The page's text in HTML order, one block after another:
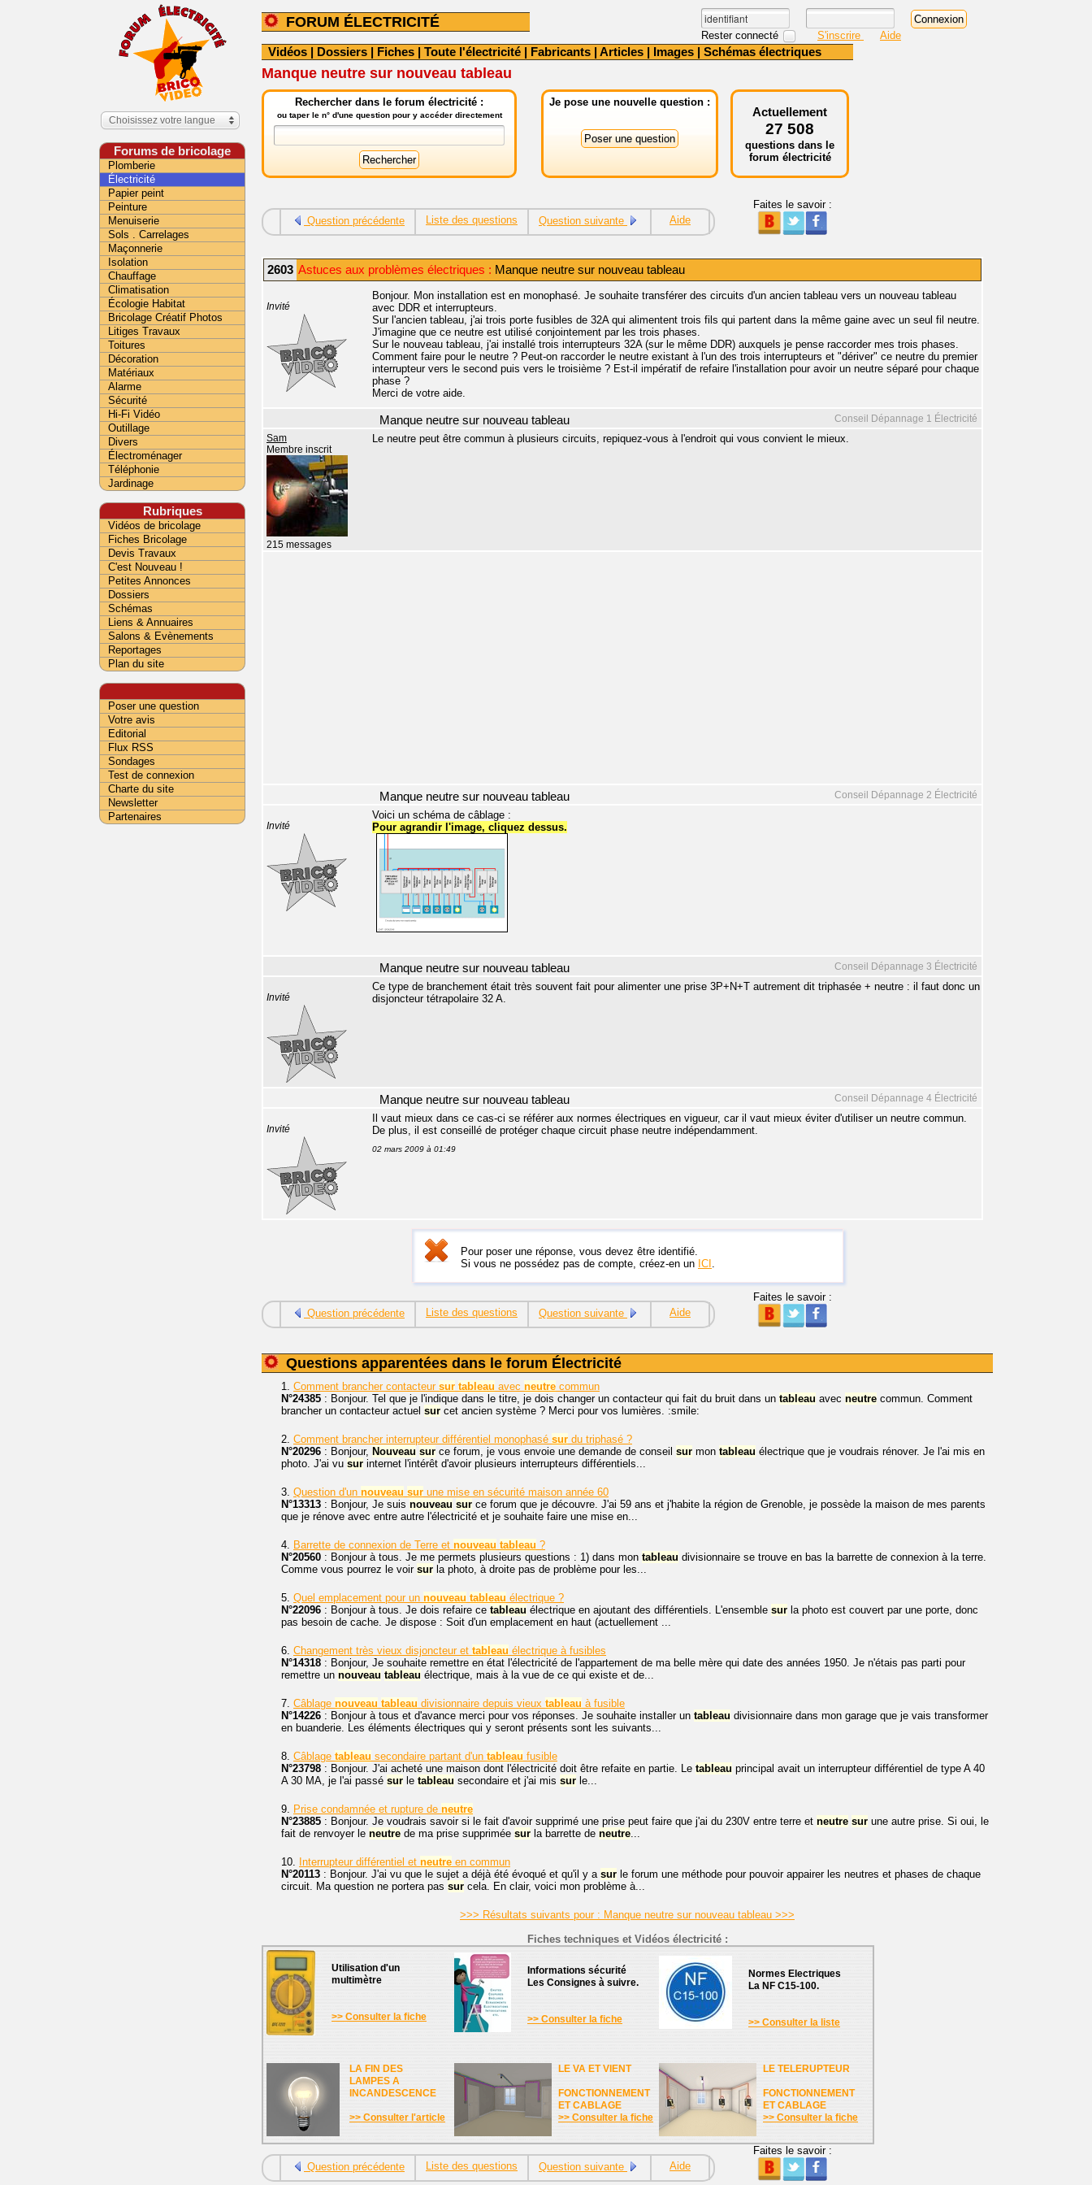
FORUM ÉLECTRICITÉ
Rester connecté S'inscrire Aide
Vidéos | Dossiers | Fiches | Toute l'électricité | Fabricants | Articles | Images | Schémas électriques
Manque neutre sur nouveau tableau
Rechercher dans le forum électricité :
ou taper le n° d'une question pour y accéder directement
Je pose une nouvelle question :
Actuellement
27 508
questions dans le
forum électricité
Question précédente Liste des questions Question suivante Aide
Faites le savoir :
2603 Astuces aux problèmes électriques : Manque neutre sur nouveau tableau
Invité
Bonjour. Mon installation est en monophasé. Je souhaite transférer des circuits d'un ancien tableau vers un nouveau tableau
avec DDR et interrupteurs.
Sur l'ancien tableau, j'ai trois porte fusibles de 32A qui alimentent trois fils qui partent dans la même gaine avec un seul fil neutre.
J'imagine que ce neutre est utilisé conjointement par les trois phases.
Sur le nouveau tableau, j'ai installé trois interrupteurs 32A (sur le même DDR) auxquels je pense raccorder mes trois phases.
Comment faire pour le neutre ? Peut-on raccorder le neutre existant à l'un des trois interrupteurs et "dériver" ce neutre du premier
interrupteur vers le second puis vers le troisième ? Est-il impératif de refaire l'installation pour avoir un neutre séparé pour chaque
phase ?
Merci de votre aide.
Conseil Dépannage 1 Électricité
Manque neutre sur nouveau tableau
Sam
Membre inscrit
215 messages
Le neutre peut être commun à plusieurs circuits, repiquez-vous à l'endroit qui vous convient le mieux.
Conseil Dépannage 2 Électricité
Manque neutre sur nouveau tableau
Invité
Voici un schéma de câblage :
Pour agrandir l'image, cliquez dessus.
Conseil Dépannage 3 Électricité
Manque neutre sur nouveau tableau
Invité
Ce type de branchement était très souvent fait pour alimenter une prise 3P+N+T autrement dit triphasée + neutre : il faut donc un
disjoncteur tétrapolaire 32 A.
Conseil Dépannage 4 Électricité
Manque neutre sur nouveau tableau
Invité
Il vaut mieux dans ce cas-ci se référer aux normes électriques en vigueur, car il vaut mieux éviter d'utiliser un neutre commun.
De plus, il est conseillé de protéger chaque circuit phase neutre indépendamment.
02 mars 2009 à 01:49
Pour poser une réponse, vous devez être identifié.
Si vous ne possédez pas de compte, créez-en un ICI .
Question précédente Liste des questions Question suivante Aide
Faites le savoir :
Questions apparentées dans le forum Électricité
1. Comment brancher contacteur sur tableau avec neutre commun
N°24385 : Bonjour. Tel que je l'indique dans le titre, je dois changer un contacteur qui fait du bruit dans un tableau avec neutre commun. Comment
brancher un contacteur actuel sur cet ancien système ? Merci pour vos lumières. :smile:
2. Comment brancher interrupteur différentiel monophasé sur du triphasé ?
N°20296 : Bonjour, Nouveau sur ce forum, je vous envoie une demande de conseil sur mon tableau électrique que je voudrais rénover. Je l'ai mis en
photo. J'ai vu sur internet l'intérêt d'avoir plusieurs interrupteurs différentiels...
3. Question d'un nouveau sur une mise en sécurité maison année 60
N°13313 : Bonjour, Je suis nouveau sur ce forum que je découvre. J'ai 59 ans et j'habite la région de Grenoble, je possède la maison de mes parents
que je rénove avec entre autre l'électricité et je souhaite faire une mise en...
4. Barrette de connexion de Terre et nouveau tableau ?
N°20560 : Bonjour à tous. Je me permets plusieurs questions : 1) dans mon tableau divisionnaire se trouve en bas la barrette de connexion à la terre.
Comme vous pourrez le voir sur la photo, à droite pas de problème pour les...
5. Quel emplacement pour un nouveau tableau électrique ?
N°22096 : Bonjour à tous. Je dois refaire ce tableau électrique en ajoutant des différentiels. L'ensemble sur la photo est couvert par une porte, donc
pas besoin de cache. Je dispose : Soit d'un emplacement en haut (actuellement ...
6. Changement très vieux disjoncteur et tableau électrique à fusibles
N°14318 : Bonjour, Je souhaite remettre en état l'électricité de l'appartement de ma belle mère qui date des années 1950. Je n'étais pas parti pour
remettre un nouveau tableau électrique, mais à la vue de ce qui existe et de...
7. Câblage nouveau tableau divisionnaire depuis vieux tableau à fusible
N°14226 : Bonjour à tous et d'avance merci pour vos réponses. Je souhaite installer un tableau divisionnaire dans mon garage que je vais transformer
en buanderie. Les éléments électriques qui y seront présents sont les suivants...
8. Câblage tableau secondaire partant d'un tableau fusible
N°23798 : Bonjour. J'ai acheté une maison dont l'électricité doit être refaite en partie. Le tableau principal avait un interrupteur différentiel de type A 40
A 30 MA, je l'ai passé sur le tableau secondaire et j'ai mis sur le...
9. Prise condamnée et rupture de neutre
N°23885 : Bonjour. Je voudrais savoir si le fait d'avoir supprimé une prise peut faire que j'ai du 230V entre terre et neutre sur une autre prise. Si oui, le
fait de renvoyer le neutre de ma prise supprimée sur la barrette de neutre...
10. Interrupteur différentiel et neutre en commun
N°20113 : Bonjour. J'ai vu que le sujet a déjà été évoqué et qu'il y a sur le forum une méthode pour pouvoir appairer les neutres et phases de chaque
circuit. Ma question ne portera pas sur cela. En clair, voici mon problème à...
>>> Résultats suivants pour : Manque neutre sur nouveau tableau >>>
Fiches techniques et Vidéos électricité :
Utilisation d'un
multimètre
>> Consulter la fiche
Informations sécurité
Les Consignes à suivre.
>> Consulter la fiche
Normes Electriques
La NF C15-100.
>> Consulter la liste
LA FIN DES
LAMPES A
INCANDESCENCE
>> Consulter l'article
LE VA ET VIENT
FONCTIONNEMENT
ET CABLAGE
>> Consulter la fiche
LE TELERUPTEUR
FONCTIONNEMENT
ET CABLAGE
>> Consulter la fiche
Question précédente Liste des questions Question suivante Aide
Faites le savoir :
Choisissez votre langue
Forums de bricolage
Plomberie
Électricité
Papier peint
Peinture
Menuiserie
Sols . Carrelages
Maçonnerie
Isolation
Chauffage
Climatisation
Écologie Habitat
Bricolage Créatif Photos
Litiges Travaux
Toitures
Décoration
Matériaux
Alarme
Sécurité
Hi-Fi Vidéo
Outillage
Divers
Électroménager
Téléphonie
Jardinage
Rubriques
Vidéos de bricolage
Fiches Bricolage
Devis Travaux
C'est Nouveau !
Petites Annonces
Dossiers
Schémas
Liens & Annuaires
Salons & Evènements
Reportages
Plan du site
Poser une question
Votre avis
Editorial
Flux RSS
Sondages
Test de connexion
Charte du site
Newsletter
Partenaires